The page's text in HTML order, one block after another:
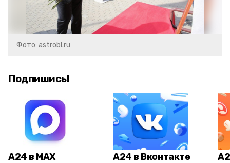
Фото: astrobl.ru
Подпишись!
А24 в MAX А24 в Вконтакте